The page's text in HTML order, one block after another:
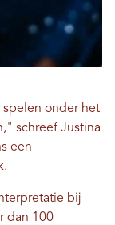
spelen onder het
schreef Justina
een
.
bij
dan 100